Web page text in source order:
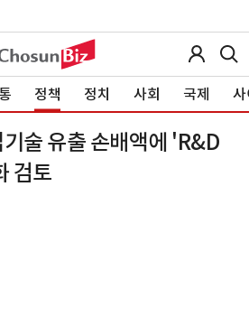
정책 정치 사회 국제 사
술 유출 손배액에 'R&D
검토